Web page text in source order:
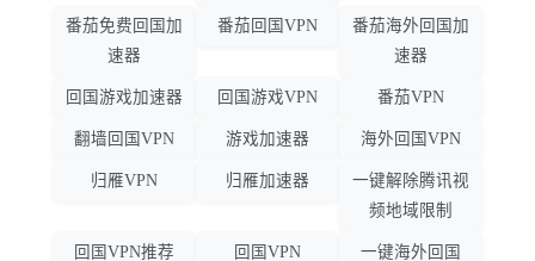
番茄免费回国加
速器
番茄回国VPN
番茄海外回国加
速器
回国游戏加速器 回国游戏VPN 番茄VPN
翻墙回国VPN 游戏加速器 海外回国VPN
归雁VPN 归雁加速器
一键解除腾讯视
频地域限制
回国VPN推荐 回国VPN
一键海外回国